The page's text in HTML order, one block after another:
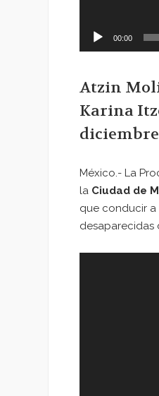
00:00
Atzin
Karina
diciembre
México.- La
la Ciudad de
que conducir
desaparecidas